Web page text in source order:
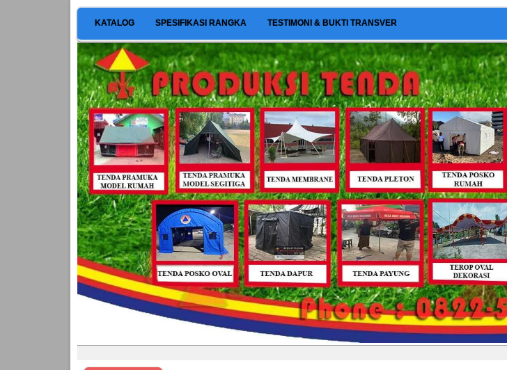
KATALOG SPESIFIKASI RANGKA TESTIMONI & BUKTI TRANSVER